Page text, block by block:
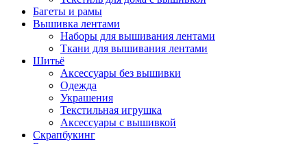
Багеты и рамы
Вышивка лентами
Наборы для вышивания лентами
Ткани для вышивания лентами
Шитьё
Аксессуары без вышивки
Одежда
Украшения
Текстильная игрушка
Аксессуары с вышивкой
Скрапбукинг